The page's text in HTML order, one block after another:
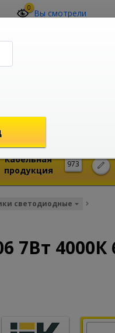
0 Вы смотрели
973
Кабельная
продукция
светодиодные
7Вт 4000К